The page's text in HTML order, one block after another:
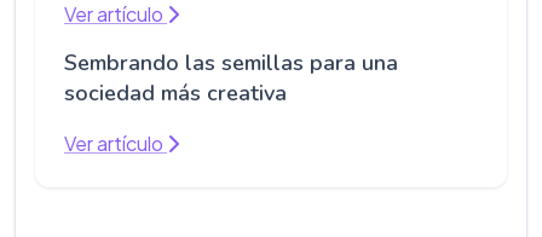
Ver artículo
Sembrando las semillas para una
sociedad más creativa
Ver artículo